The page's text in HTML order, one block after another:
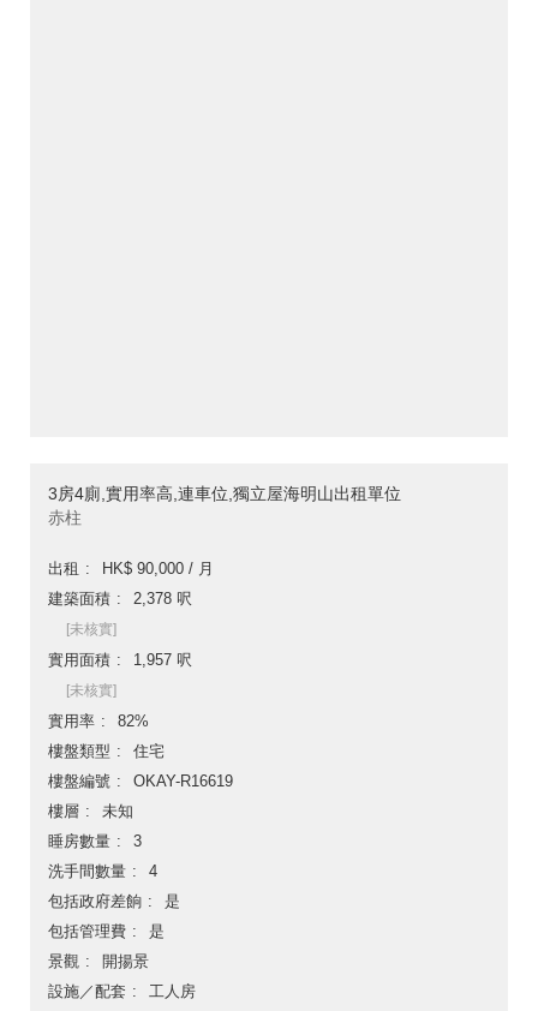
3房4廁,實用率高,連車位,獨立屋海明山出租單位
赤柱
出租
HK$ 90,000 / 月
建築面積
2,378 呎
[未核實]
實用面積 1,957 呎
[未核實]
實用率
82%
樓盤類型
住宅
樓盤編號
OKAY-R16619
樓層
未知
睡房數量
3
洗手間數量
4
包括政府差餉
是
包括管理費
是
景觀
開揚景
設施／配套
工人房